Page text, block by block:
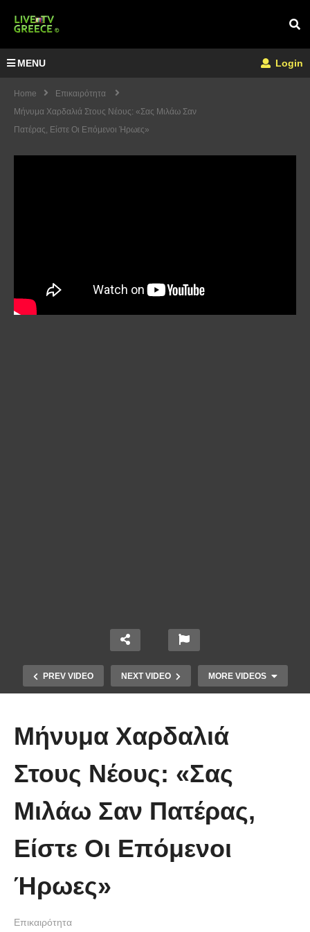
MENU Login
Home
Επικαιρότητα
Μήνυμα Χαρδαλιά Στους Νέους: «Σας Μιλάω Σαν
Πατέρας, Είστε Οι Επόμενοι Ήρωες»
PREV VIDEO NEXT VIDEO MORE VIDEOS
πρώτη στιγμή και συγκίνησε το
νοηματική με ένα μικρό κορίτσι
Μήνυμα Χαρδαλιά
Στους Νέους: «Σας
Μιλάω Σαν Πατέρας,
Είστε Οι Επόμενοι
Ήρωες»
Επικαιρότητα